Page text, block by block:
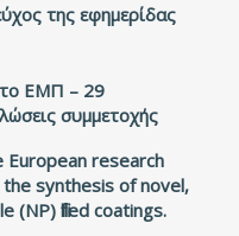
της εφημερίδας
ΕΜΠ – 29
συμμετοχής
European research
the synthesis of novel,
(NP) filled coatings.